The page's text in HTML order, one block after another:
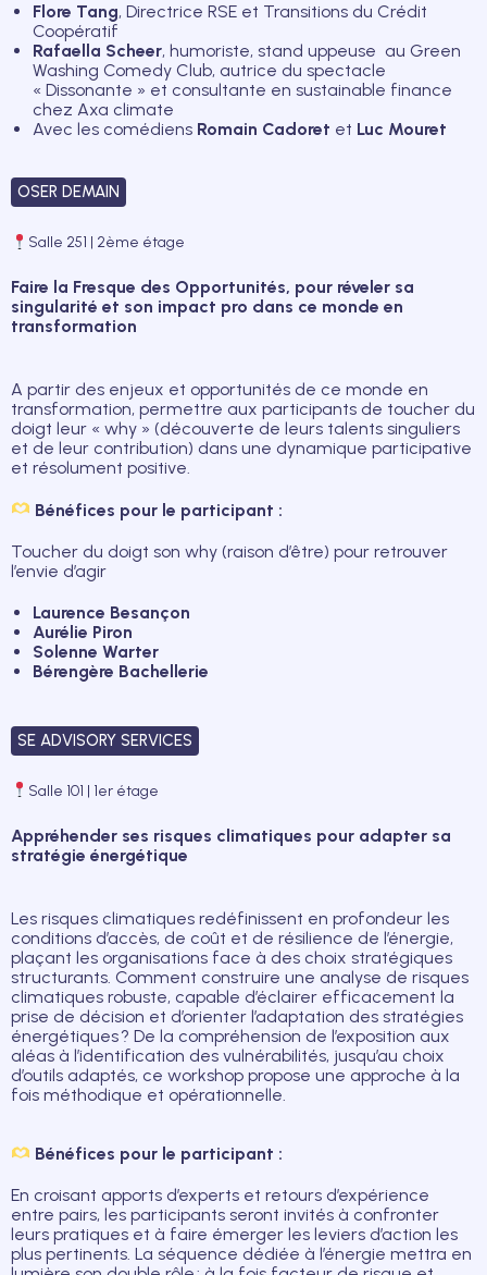
Flore Tang, Directrice RSE et Transitions du Crédit
Coopératif
Rafaella Scheer, humoriste, stand uppeuse au Green
Washing Comedy Club, autrice du spectacle
« Dissonante » et consultante en sustainable finance
chez Axa climate
Avec les comédiens Romain Cadoret et Luc Mouret
OSER DEMAIN
Salle 251 | 2ème étage
Faire la Fresque des Opportunités, pour réveler sa
singularité et son impact pro dans ce monde en
transformation
A partir des enjeux et opportunités de ce monde en
transformation, permettre aux participants de toucher du
doigt leur « why » (découverte de leurs talents singuliers
et de leur contribution) dans une dynamique participative
et résolument positive.
Bénéfices pour le participant :
Toucher du doigt son why (raison d’être) pour retrouver
l’envie d’agir
Laurence Besançon
Aurélie Piron
Solenne Warter
Bérengère Bachellerie
SE ADVISORY SERVICES
Salle 101 | 1er étage
Appréhender ses risques climatiques pour adapter sa
stratégie énergétique
Les risques climatiques redéfinissent en profondeur les
conditions d’accès, de coût et de résilience de l’énergie,
plaçant les organisations face à des choix stratégiques
structurants. Comment construire une analyse de risques
climatiques robuste, capable d’éclairer efficacement la
prise de décision et d’orienter l’adaptation des stratégies
énergétiques ? De la compréhension de l’exposition aux
aléas à l’identification des vulnérabilités, jusqu’au choix
d’outils adaptés, ce workshop propose une approche à la
fois méthodique et opérationnelle.
Bénéfices pour le participant :
En croisant apports d’experts et retours d’expérience
entre pairs, les participants seront invités à confronter
leurs pratiques et à faire émerger les leviers d’action les
plus pertinents. La séquence dédiée à l’énergie mettra en